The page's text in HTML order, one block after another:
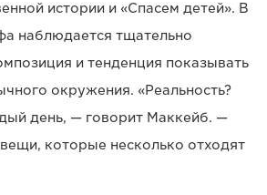
истории и «Спасем детей». В
наблюдается тщательно
и тенденция показывать
окружения. «Реальность?
день, — говорит Маккейб. —
которые несколько отходят